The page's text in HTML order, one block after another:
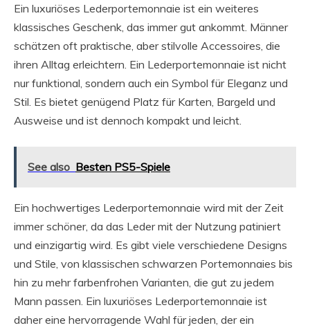
Ein luxuriöses Lederportemonnaie ist ein weiteres
klassisches Geschenk, das immer gut ankommt. Männer
schätzen oft praktische, aber stilvolle Accessoires, die
ihren Alltag erleichtern. Ein Lederportemonnaie ist nicht
nur funktional, sondern auch ein Symbol für Eleganz und
Stil. Es bietet genügend Platz für Karten, Bargeld und
Ausweise und ist dennoch kompakt und leicht.
See also Besten PS5-Spiele
Ein hochwertiges Lederportemonnaie wird mit der Zeit
immer schöner, da das Leder mit der Nutzung patiniert
und einzigartig wird. Es gibt viele verschiedene Designs
und Stile, von klassischen schwarzen Portemonnaies bis
hin zu mehr farbenfrohen Varianten, die gut zu jedem
Mann passen. Ein luxuriöses Lederportemonnaie ist
daher eine hervorragende Wahl für jeden, der ein